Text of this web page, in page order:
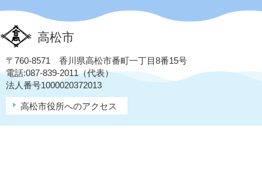
高松市
〒760-8571 香川県高松市番町一丁目8番15号
電話:087-839-2011（代表）
法人番号1000020372013
高松市役所へのアクセス